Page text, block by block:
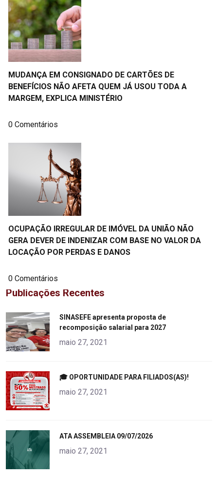
MUDANÇA EM CONSIGNADO DE CARTÕES DE
BENEFÍCIOS NÃO AFETA QUEM JÁ USOU TODA A
MARGEM, EXPLICA MINISTÉRIO
0 Comentários
OCUPAÇÃO IRREGULAR DE IMÓVEL DA UNIÃO NÃO
GERA DEVER DE INDENIZAR COM BASE NO VALOR DA
LOCAÇÃO POR PERDAS E DANOS
0 Comentários
Publicações Recentes
alt="product">
SINASEFE apresenta proposta de
recomposição salarial para 2027
maio 27, 2021
alt="product">
🎓 OPORTUNIDADE PARA FILIADOS(AS)!
maio 27, 2021
alt="product">
ATA ASSEMBLEIA 09/07/2026
maio 27, 2021